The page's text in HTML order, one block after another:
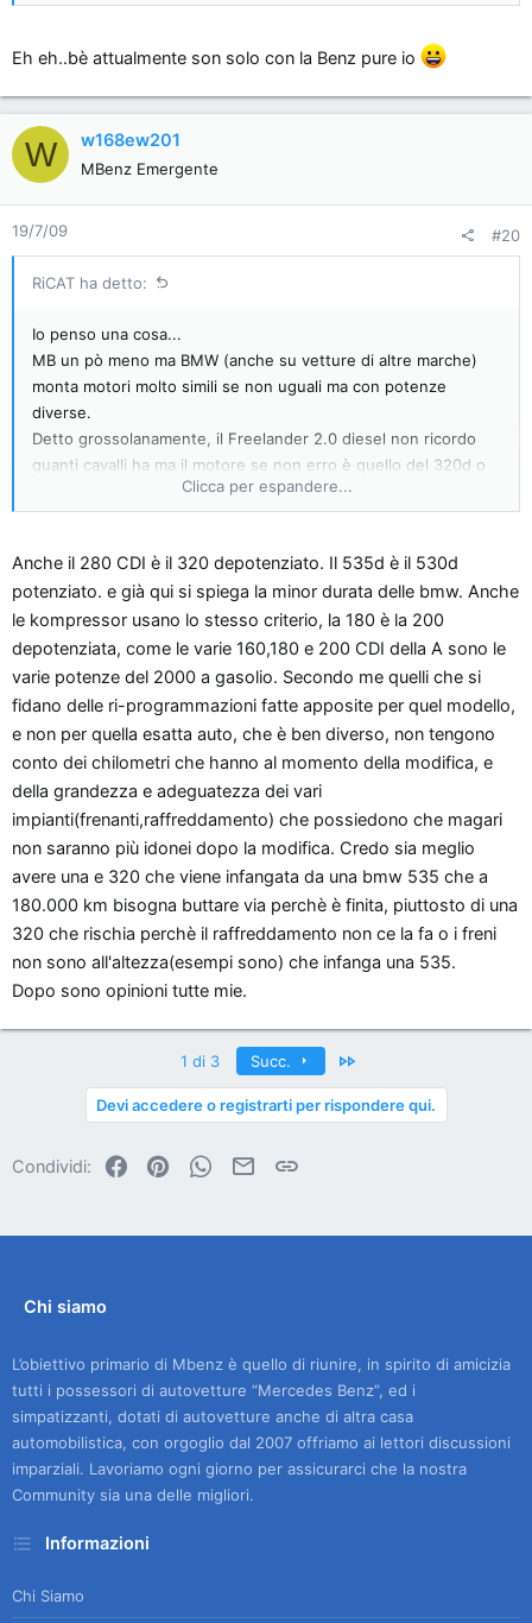
benzina...per andare a finire a pezzi in qualche zona di
Eh eh..bè attualmente son solo con la Benz pure io
W w168ew201
MBenz Emergente
19/7/09 #20
RiCAT ha detto:
Io penso una cosa...
MB un pò meno ma BMW (anche su vetture di altre marche)
monta motori molto simili se non uguali ma con potenze
diverse.
Detto grossolanamente, il Freelander 2.0 diesel non ricordo
quanti cavalli ha ma il motore se non erro è quello del 320d o
Oppure più semplicemente i 1.9TDI dell'autogerma con piccole
Clicca per espandere...
Anche il 280 CDI è il 320 depotenziato. Il 535d è il 530d
potenziato. e già qui si spiega la minor durata delle bmw. Anche
le kompressor usano lo stesso criterio, la 180 è la 200
depotenziata, come le varie 160,180 e 200 CDI della A sono le
varie potenze del 2000 a gasolio. Secondo me quelli che si
fidano delle ri-programmazioni fatte apposite per quel modello,
e non per quella esatta auto, che è ben diverso, non tengono
conto dei chilometri che hanno al momento della modifica, e
della grandezza e adeguatezza dei vari
impianti(frenanti,raffreddamento) che possiedono che magari
non saranno più idonei dopo la modifica. Credo sia meglio
avere una e 320 che viene infangata da una bmw 535 che a
180.000 km bisogna buttare via perchè è finita, piuttosto di una
320 che rischia perchè il raffreddamento non ce la fa o i freni
non sono all'altezza(esempi sono) che infanga una 535.
Dopo sono opinioni tutte mie.
1 di 3 Succ.
Devi accedere o registrarti per rispondere qui.
Condividi: FacebookPinterestWhatsApp
Email
Chi siamo
L’obiettivo primario di Mbenz è quello di riunire, in spirito di amicizia
tutti i possessori di autovetture “Mercedes Benz”, ed i
simpatizzanti, dotati di autovetture anche di altra casa
automobilistica, con orgoglio dal 2007 offriamo ai lettori discussioni
imparziali. Lavoriamo ogni giorno per assicurarci che la nostra
Community sia una delle migliori.
Informazioni
Chi Siamo